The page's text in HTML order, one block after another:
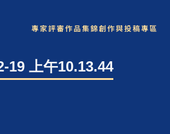
專家評審作品集錦創作與投稿專區
19 上午10.13.44